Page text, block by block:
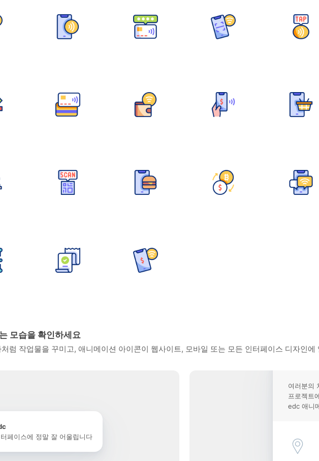
모습을 확인하세요
럼 작업물을 꾸미고, 애니메이션 아이콘이 웹사이트, 모바일 또는 모든 인터페이스 디자인
페이스에 정말 잘 어울립니다
여러분의
프로젝트
edc 애니